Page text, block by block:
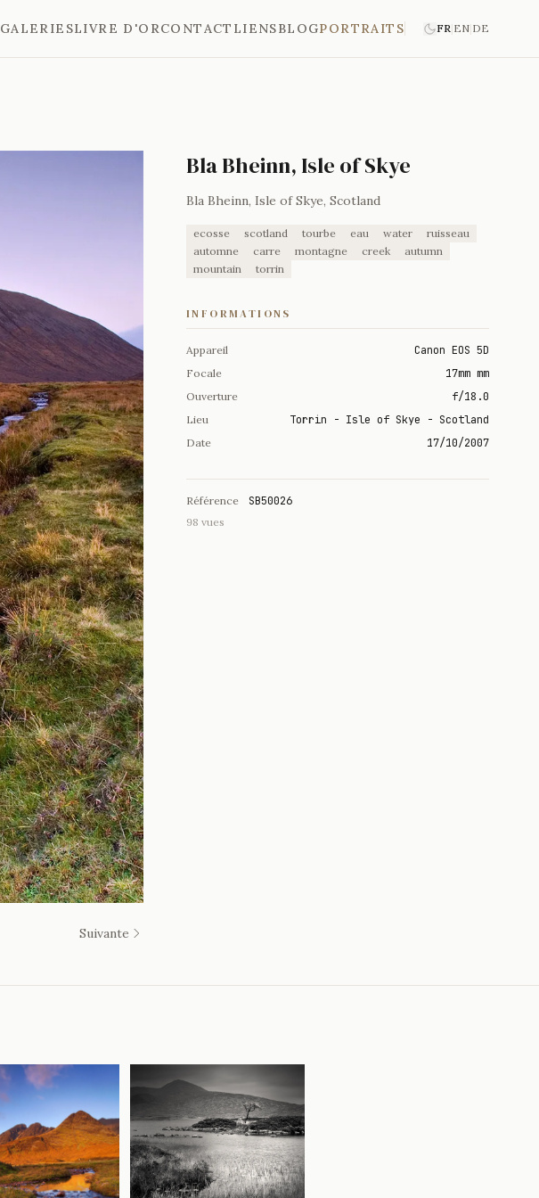
GALERIESLIVRE D'ORCONTACT LIENSBLOGPORTRAITS FR|EN|DE
Suivante
Bla Bheinn, Isle of Skye
Bla Bheinn, Isle of Skye, Scotland
ecosse scotland tourbe eau water
ruisseau
automne
carre montagne creek
autumn
mountain
torrin
INFORMATIONS
Appareil Canon EOS 5D
Focale 17mm mm
Ouverture f/18.0
Lieu Torrin - Isle of Skye - Scotland
Date 17/10/2007
Référence SB50026
98 vues